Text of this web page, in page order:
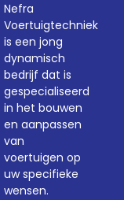
Nefra
Voertuigtechniek
is een jong
dynamisch
bedrijf dat is
gespecialiseerd
in het bouwen
en aanpassen
van
voertuigen op
uw specifieke
wensen.